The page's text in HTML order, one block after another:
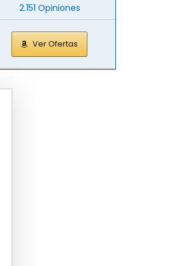
2.151 Opiniones
Ver Ofertas